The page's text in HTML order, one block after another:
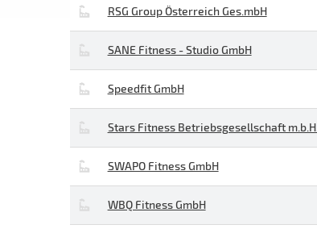
RSG Group Österreich Ges.mbH
SANE Fitness - Studio GmbH
Speedfit GmbH
Stars Fitness Betriebsgesellschaft m.b.H.
SWAPO Fitness GmbH
WBQ Fitness GmbH